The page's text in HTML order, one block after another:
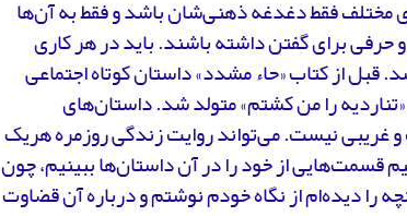
مختلف فقط دغدغه ذهنی‌شان باشد و فقط به آن‌ها
حرفی برای گفتن داشته باشند. باید در هر کاری
قبل از کتاب «حاء مشدد» داستان کوتاه اجتماعی
را من کشتم» متولد شد. داستان‌های
غریبی نیست. می‌تواند روایت زندگی روزمره هریک
قسمت‌هایی از خود را در آن داستان‌ها ببینیم، چون
را دیده‌ام از نگاه خودم نوشتم و درباره آن قضاوت